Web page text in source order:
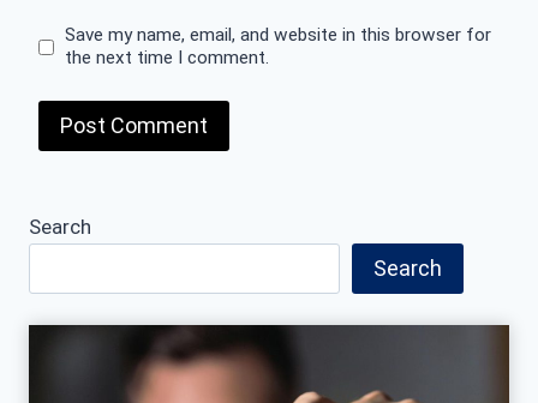
Save my name, email, and website in this browser for
the next time I comment.
Search
Search